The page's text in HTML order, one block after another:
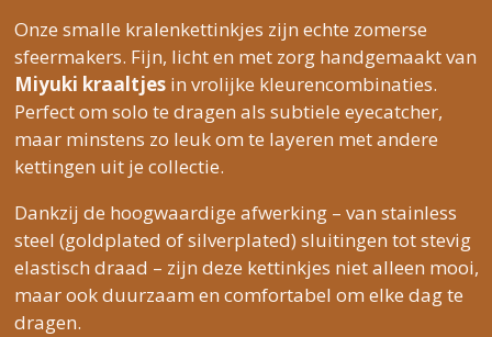
Onze smalle kralenkettinkjes zijn echte zomerse
sfeermakers. Fijn, licht en met zorg handgemaakt van
Miyuki kraaltjesin vrolijke kleurencombinaties.
Perfect om solo te dragen als subtiele eyecatcher,
maar minstens zo leuk om te layeren met andere
kettingen uit je collectie.
Dankzij de hoogwaardige afwerking – van stainless
steel (goldplated of silverplated) sluitingen tot stevig
elastisch draad – zijn deze kettinkjes niet alleen mooi,
maar ook duurzaam en comfortabel om elke dag te
dragen.